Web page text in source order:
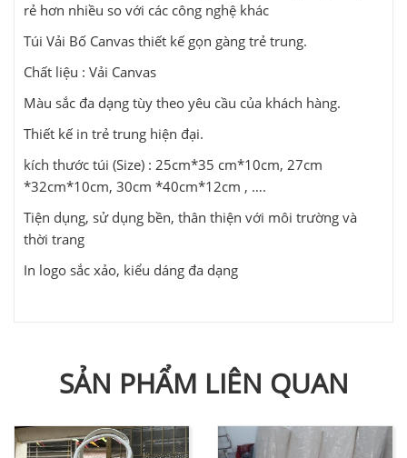
rẻ hơn nhiều so với các công nghệ khác
Túi Vải Bố Canvas thiết kế gọn gàng trẻ trung.
Chất liệu : Vải Canvas
Màu sắc đa dạng tùy theo yêu cầu của khách hàng.
Thiết kế in trẻ trung hiện đại.
kích thước túi (Size) : 25cm*35 cm*10cm, 27cm
*32cm*10cm, 30cm *40cm*12cm , ….
Tiện dụng, sử dụng bền, thân thiện với môi trường và
thời trang
In logo sắc xảo, kiểu dáng đa dạng
SẢN PHẨM LIÊN QUAN